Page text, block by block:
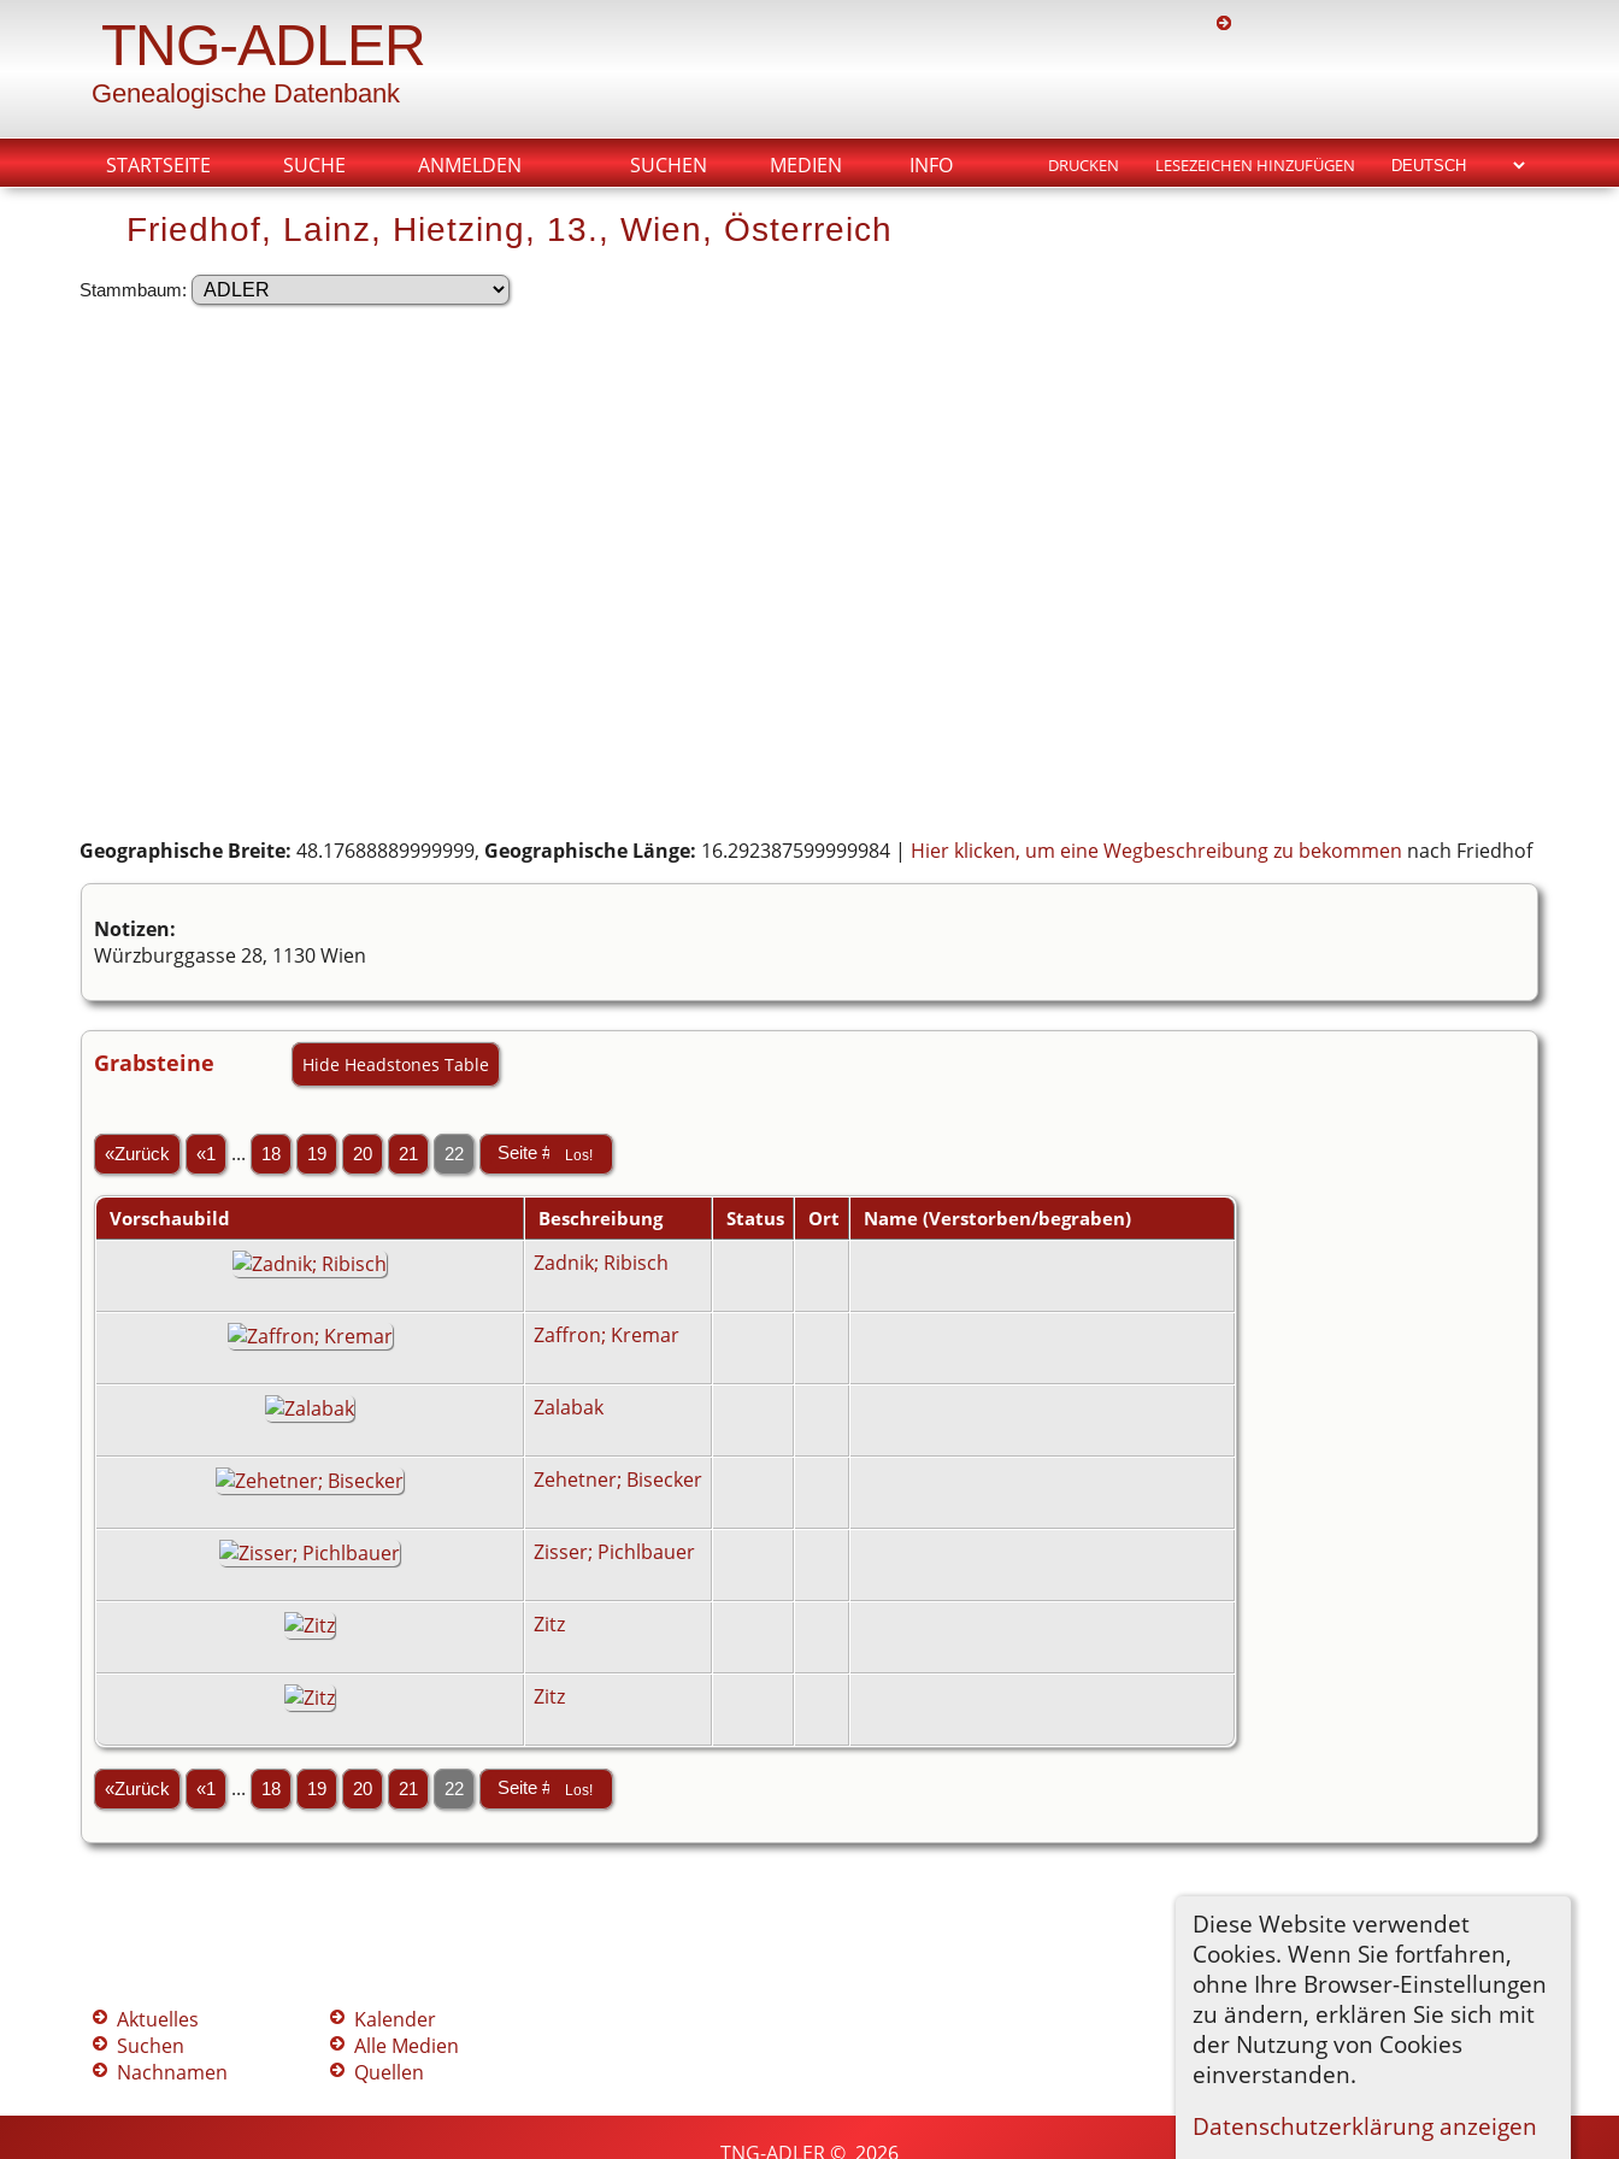
TNG-ADLER
Genealogische Datenbank
STARTSEITE SUCHE ANMELDEN SUCHEN MEDIEN INFO DRUCKEN LESEZEICHEN HINZUFÜGEN
Diese Website verwendet
Cookies. Wenn Sie fortfahren,
ohne Ihre Browser-Einstellungen
zu ändern, erklären Sie sich mit
der Nutzung von Cookies
einverstanden.
Datenschutzerklärung anzeigen
Friedhof, Lainz, Hietzing, 13., Wien, Österreich
Stammbaum:
Geographische Breite: 48.17688889999999, Geographische Länge: 16.292387599999984 | Hier klicken, um eine Wegbeschreibung zu bekommen nach Friedhof
Notizen:
Würzburggasse 28, 1130 Wien
Grabsteine Hide Headstones Table
«Zurück «1 ... 18 19 20 21 22
Vorschaubild Beschreibung Status Ort Name (Verstorben/begraben)
Zadnik; Ribisch
Zaffron; Kremar
Zalabak
Zehetner; Bisecker
Zisser; Pichlbauer
Zitz
Zitz
«Zurück «1 ... 18 19 20 21 22
Aktuelles
Suchen
Nachnamen
Kalender
Alle Medien
Quellen
TNG-ADLER © 2026